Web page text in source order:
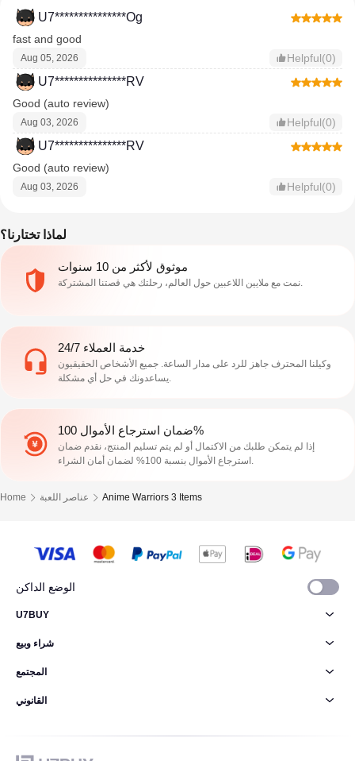
U7***************Og
fast and good
Aug 05, 2026 Helpful(0)
U7***************RV
Good (auto review)
Aug 03, 2026 Helpful(0)
U7***************RV
Good (auto review)
Aug 03, 2026 Helpful(0)
لماذا تختارنا؟
موثوق لأكثر من 10 سنوات
نمت مع ملايين اللاعبين حول العالم، رحلتك هي قصتنا المشتركة.
خدمة العملاء 24/7
وكيلنا المحترف جاهز للرد على مدار الساعة. جميع الأشخاص الحقيقيون
يساعدونك في حل أي مشكلة.
ضمان استرجاع الأموال 100%
إذا لم يتمكن طلبك من الاكتمال أو لم يتم تسليم المنتج، نقدم ضمان
استرجاع الأموال بنسبة 100% لضمان أمان الشراء.
Home عناصر اللعبة Anime Warriors 3 Items
الوضع الداكن
U7BUY
شراء وبيع
المجتمع
القانوني